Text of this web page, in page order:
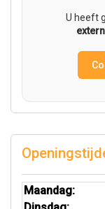
U heeft
Maandag: